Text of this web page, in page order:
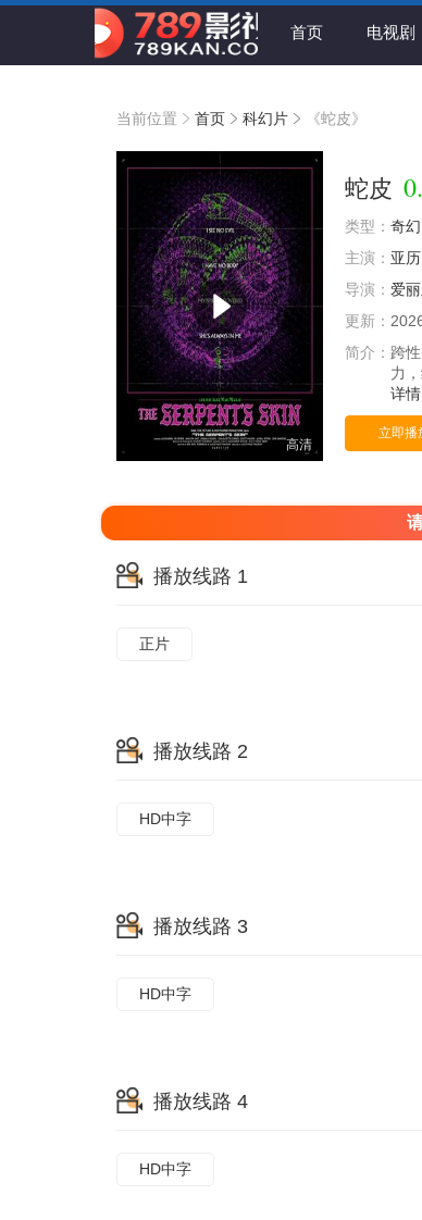
首页 电视剧
当前位置 首页 科幻片 《蛇皮》
高清
蛇皮
类型： 奇幻
主演： 亚
导演： 爱
更新：
简介： 跨
力
详情
立即播
播放线路 1
正片
播放线路 2
HD中字
播放线路 3
HD中字
播放线路 4
HD中字